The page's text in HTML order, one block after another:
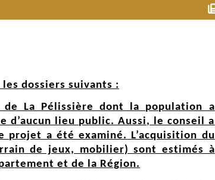
dossiers suivants :
La Pélissière dont la population a
d’aucun lieu public. Aussi, le conseil a
projet a été examiné. L’acquisition du
de jeux, mobilier) sont estimés à
et de la Région.